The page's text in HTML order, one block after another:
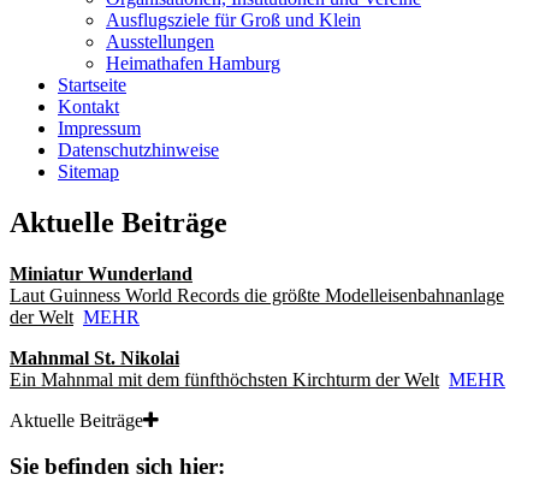
Ausflugsziele für Groß und Klein
Ausstellungen
Heimathafen Hamburg
Startseite
Kontakt
Impressum
Datenschutzhinweise
Sitemap
Aktuelle Beiträge
Miniatur Wunderland
Laut Guinness World Records die größte Modelleisenbahnanlage
der Welt MEHR
Mahnmal St. Nikolai
Ein Mahnmal mit dem fünfthöchsten Kirchturm der Welt MEHR
Aktuelle Beiträge
Sie befinden sich hier: